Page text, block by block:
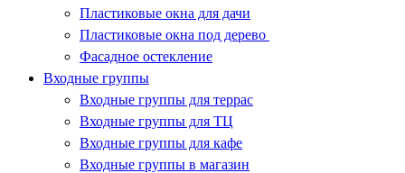
Пластиковые окна для дачи
Пластиковые окна под дерево
Фасадное остекление
Входные группы
Входные группы для террас
Входные группы для ТЦ
Входные группы для кафе
Входные группы в магазин